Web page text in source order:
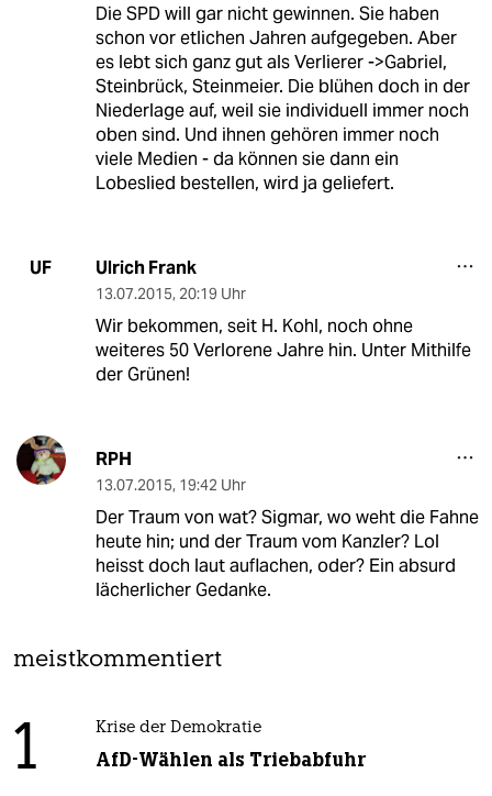
Die SPD will gar nicht gewinnen. Sie haben
schon vor etlichen Jahren aufgegeben. Aber
es lebt sich ganz gut als Verlierer ->Gabriel,
Steinbrück, Steinmeier. Die blühen doch in der
Niederlage auf, weil sie individuell immer noch
oben sind. Und ihnen gehören immer noch
viele Medien - da können sie dann ein
Lobeslied bestellen, wird ja geliefert.
UF Ulrich Frank
13.07.2015, 20:19 Uhr
Wir bekommen, seit H. Kohl, noch ohne
weiteres 50 Verlorene Jahre hin. Unter Mithilfe
der Grünen!
RPH
13.07.2015, 19:42 Uhr
Der Traum von wat? Sigmar, wo weht die Fahne
heute hin; und der Traum vom Kanzler? Lol
heisst doch laut auflachen, oder? Ein absurd
lächerlicher Gedanke.
meistkommentiert
1 Krise der Demokratie
AfD-Wählen als Triebabfuhr